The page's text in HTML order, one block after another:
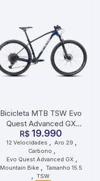
Bicicleta MTB TSW Evo
Quest Advanced GX
Carbono Roda 29
Tamanho 15.5 12
Velocidades Azul
Metálico
R$ 19.990
12 Velocidades , Aro 29 ,
Carbono ,
Evo Quest Advanced GX ,
Mountain Bike , Tamanho 15.5
, TSW